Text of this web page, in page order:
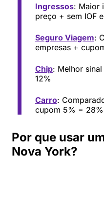
Ingressos: Maior
preço + sem IOF
Seguro Viagem:
empresas +
Chip: Melhor
12%
Carro:
cupom 5% = 28%
Por que usar
Nova York?